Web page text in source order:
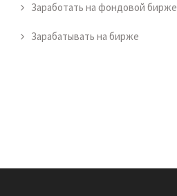
Заработать на фондовой бирже
Зарабатывать на бирже